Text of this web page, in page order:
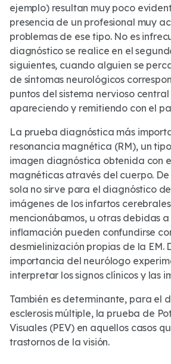
ejemplo) resultan muy poco
presencia de un profesional muy
problemas de ese tipo. No es
diagnóstico se realice en el
siguientes, cuando alguien se
de síntomas neurológicos
puntos del sistema nervioso
apareciendo y remitiendo con el
La prueba diagnóstica más
resonancia magnética (RM), un
imagen diagnóstica obtenida con
magnéticas através del cuerpo.
sola no sirve para el diagnóstico
imágenes de los infartos
mencionábamos, u otras debidas
inflamación pueden confundirse
desmielinización propias de la EM.
importancia del neurólogo
interpretar los signos clínicos y las
También es determinante, para el
esclerosis múltiple, la prueba de
Visuales (PEV) en aquellos casos
trastornos de la visión.